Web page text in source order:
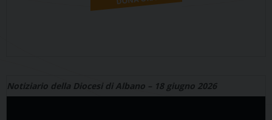
Notiziario della Diocesi di Albano – 18 giugno 2026